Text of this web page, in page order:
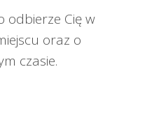
odbierze Cię w
oraz o
czasie.